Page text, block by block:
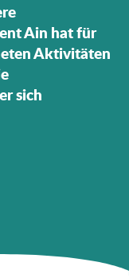
Ain hat für
Aktivitäten
sich